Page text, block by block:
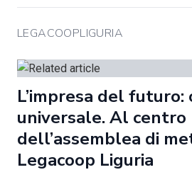
LEGACOOPLIGURIA
L’impresa del futuro:
universale. Al centro
dell’assemblea di
Legacoop Liguria